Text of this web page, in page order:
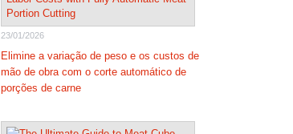
23/01/2026
Elimine a variação de peso e os custos de
mão de obra com o corte automático de
porções de carne